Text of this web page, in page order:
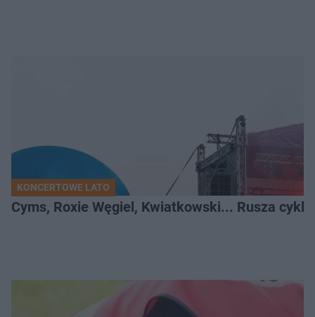
KONCERTOWE LATO
Cyms, Roxie Węgiel, Kwiatkowski... Rusza cykl